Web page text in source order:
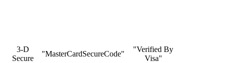
3-D
Secure
"MasterCardSecureCode"
"Verified By
Visa"